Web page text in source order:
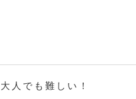
大人でも難しい！